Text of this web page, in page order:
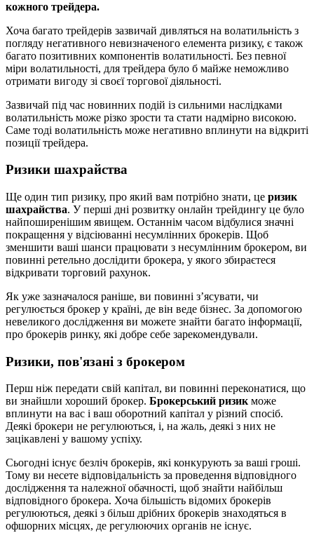
кожного трейдера.
Хоча багато трейдерів зазвичай дивляться на волатильність з
погляду негативного невизначеного елемента ризику, є також
багато позитивних компонентів волатильності. Без певної
міри волатильності, для трейдера було б майже неможливо
отримати вигоду зі своєї торгової діяльності.
Зазвичай під час новинних подій із сильними наслідками
волатильність може різко зрости та стати надмірно високою.
Саме тоді волатильність може негативно вплинути на відкриті
позиції трейдера.
Ризики шахрайства
Ще один тип ризику, про який вам потрібно знати, це ризик
шахрайства. У перші дні розвитку онлайн трейдингу це було
найпоширенішим явищем. Останнім часом відбулися значні
покращення у відсіюванні несумлінних брокерів. Щоб
зменшити ваші шанси працювати з несумлінним брокером, ви
повинні ретельно дослідити брокера, у якого збираєтеся
відкривати торговий рахунок.
Як уже зазначалося раніше, ви повинні з’ясувати, чи
регулюється брокер у країні, де він веде бізнес. За допомогою
невеликого дослідження ви можете знайти багато інформації,
про брокерів ринку, які добре себе зарекомендували.
Ризики, пов'язані з брокером
Перш ніж передати свій капітал, ви повинні переконатися, що
ви знайшли хороший брокер. Брокерський ризикможе
вплинути на вас і ваш оборотний капітал у різний спосіб.
Деякі брокери не регулюються, і, на жаль, деякі з них не
зацікавлені у вашому успіху.
Сьогодні існує безліч брокерів, які конкурують за ваші гроші.
Тому ви несете відповідальність за проведення відповідного
дослідження та належної обачності, щоб знайти найбільш
відповідного брокера. Хоча більшість відомих брокерів
регулюються, деякі з більш дрібних брокерів знаходяться в
офшорних місцях, де регулюючих органів не існує.